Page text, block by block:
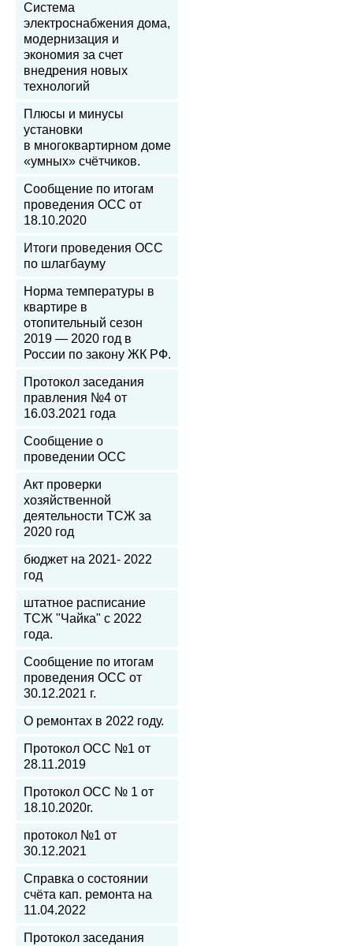
Система
электроснабжения дома,
модернизация и
экономия за счет
внедрения новых
технологий
Плюсы и минусы
установки
в многоквартирном доме
«умных» счётчиков.
Сообщение по итогам
проведения ОСС от
18.10.2020
Итоги проведения ОСС
по шлагбауму
Норма температуры в
квартире в
отопительный сезон
2019 — 2020 год в
России по закону ЖК РФ.
Протокол заседания
правления №4 от
16.03.2021 года
Сообщение о
проведении ОСС
Акт проверки
хозяйственной
деятельности ТСЖ за
2020 год
бюджет на 2021- 2022
год
штатное расписание
ТСЖ "Чайка" с 2022
года.
Сообщение по итогам
проведения ОСС от
30.12.2021 г.
О ремонтах в 2022 году.
Протокол ОСС №1 от
28.11.2019
Протокол ОСС № 1 от
18.10.2020г.
протокол №1 от
30.12.2021
Справка о состоянии
счёта кап. ремонта на
11.04.2022
Протокол заседания